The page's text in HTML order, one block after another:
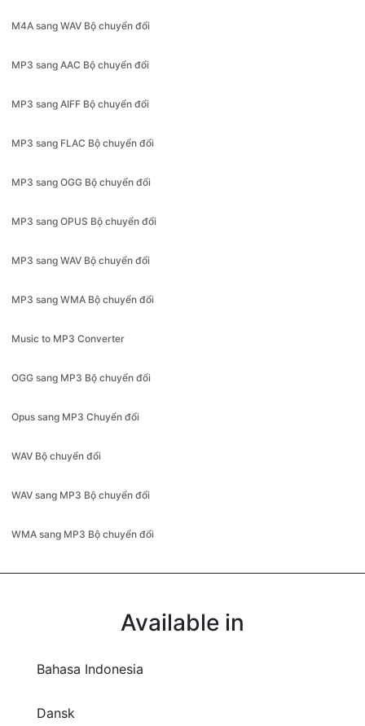
MP3 sang AAC Bộ chuyển đổi
MP3 sang AIFF Bộ chuyển đổi
MP3 sang FLAC Bộ chuyển đổi
MP3 sang OGG Bộ chuyển đổi
MP3 sang OPUS Bộ chuyển đổi
MP3 sang WAV Bộ chuyển đổi
MP3 sang WMA Bộ chuyển đổi
Music to MP3 Converter
OGG sang MP3 Bộ chuyển đổi
Opus sang MP3 Chuyển đổi
WAV Bộ chuyển đổi
WAV sang MP3 Bộ chuyển đổi
WMA sang MP3 Bộ chuyển đổi
Available in
Bahasa Indonesia
Dansk
Deutsch